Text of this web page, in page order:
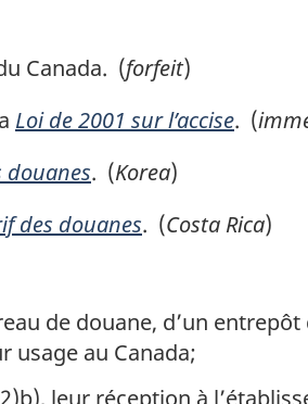
Canada. (forfeit)
Loi de 2001 sur l’accise. (
douanes. (Korea)
des douanes. (Costa Rica)
de douane, d’un
usage au Canada;
leur réception à